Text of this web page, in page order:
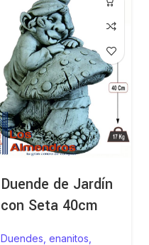
Duende de Jardín
con Seta 40cm
Duendes, enanitos,